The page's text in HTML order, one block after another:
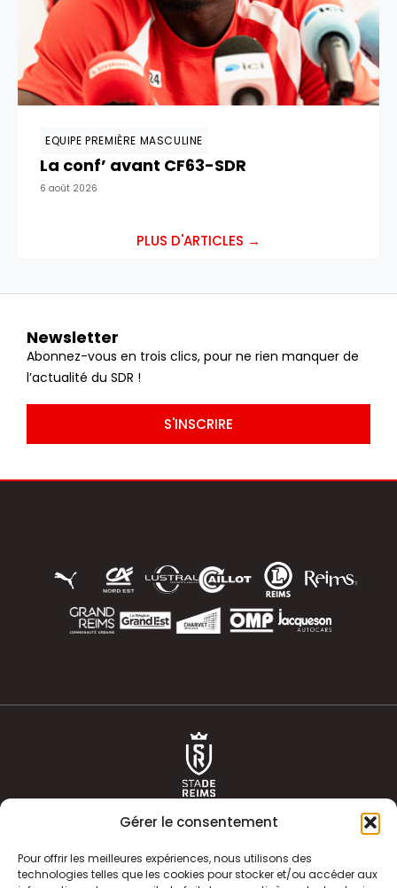
Gérer le consentement
Pour offrir les meilleures expériences, nous utilisons des
technologies telles que les cookies pour stocker et/ou accéder aux
EQUIPE PREMIÈRE MASCULINE
La conf’ avant CF63-SDR
6 août 2026
PLUS D'ARTICLES →
Newsletter
Abonnez-vous en trois clics, pour ne rien manquer de
l’actualité du SDR !
S'INSCRIRE